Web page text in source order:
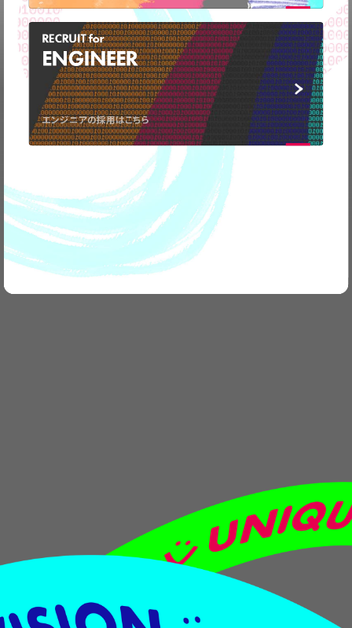
RECRUIT for
ENGINEER
エンジニアの採用はこちら
CONTACTUS
弊社の事業についてや、
取材のお問い合わせなど
お気軽にご連絡ください。